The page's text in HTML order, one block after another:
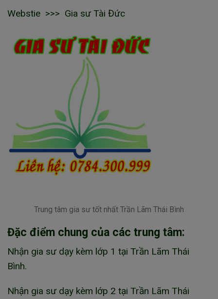
Webstie >>> Gia sư Tài Đức
Trung tâm gia sư tốt nhất Trần Lãm Thái Bình
Đặc điểm chung của các trung tâm:
Nhận gia sư dạy kèm lớp 1 tại Trần Lãm Thái
Bình.
Nhận gia sư dạy kèm lớp 2 tại Trần Lãm Thái